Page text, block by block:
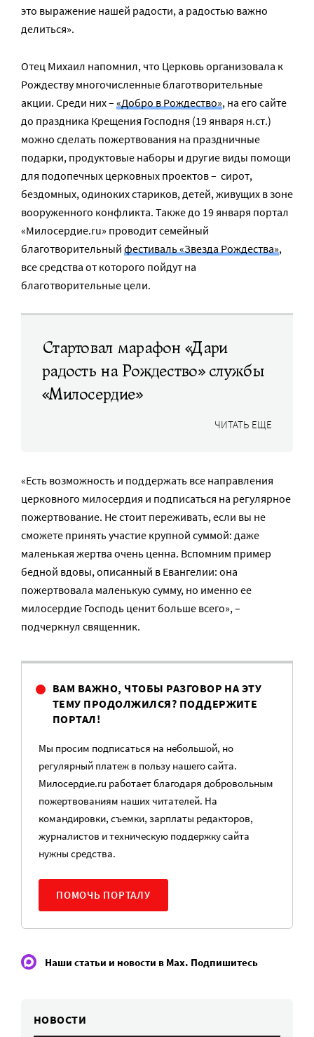
это выражение нашей радости, а радостью важно
делиться».
Отец Михаил напомнил, что Церковь организовала к
Рождеству многочисленные благотворительные
акции. Среди них – «Добро в Рождество», на его сайте
до праздника Крещения Господня (19 января н.ст.)
можно сделать пожертвования на праздничные
подарки, продуктовые наборы и другие виды помощи
для подопечных церковных проектов – сирот,
бездомных, одиноких стариков, детей, живущих в зоне
вооруженного конфликта. Также до 19 января портал
«Милосердие.ru» проводит семейный
благотворительный фестиваль «Звезда Рождества»,
все средства от которого пойдут на
благотворительные цели.
Стартовал марафон «Дари
радость на Рождество» службы
«Милосердие»
ЧИТАТЬ ЕЩЕ
«Есть возможность и поддержать все направления
церковного милосердия и подписаться на регулярное
пожертвование. Не стоит переживать, если вы не
сможете принять участие крупной суммой: даже
маленькая жертва очень ценна. Вспомним пример
бедной вдовы, описанный в Евангелии: она
пожертвовала маленькую сумму, но именно ее
милосердие Господь ценит больше всего», –
подчеркнул священник.
ВАМ ВАЖНО, ЧТОБЫ РАЗГОВОР НА ЭТУ
ТЕМУ ПРОДОЛЖИЛСЯ? ПОДДЕРЖИТЕ
ПОРТАЛ!
Мы просим подписаться на небольшой, но
регулярный платеж в пользу нашего сайта.
Милосердие.ru работает благодаря добровольным
пожертвованиям наших читателей. На
командировки, съемки, зарплаты редакторов,
журналистов и техническую поддержку сайта
нужны средства.
ПОМОЧЬ ПОРТАЛУ
Наши статьи и новости в Max. Подпишитесь
НОВОСТИ